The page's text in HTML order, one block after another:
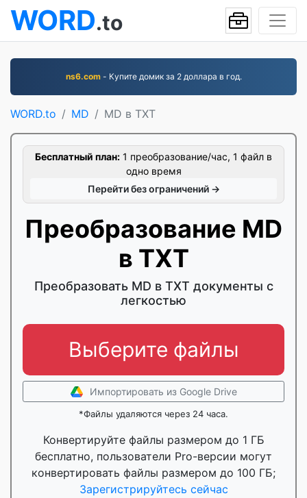
WORD.to
ns6.com- Купите домик за 2 доллара в год.
WORD.to MD MD в TXT
Бесплатный план: 1 преобразование/час, 1 файл в
одно время
Перейти без ограничений →
Преобразование MD
в TXT
Преобразовать MD в TXT документы с
легкостью
Выберите файлы
Импортировать из Google Drive
*Файлы удаляются через 24 часа.
Конвертируйте файлы размером до 1 ГБ
бесплатно, пользователи Pro-версии могут
конвертировать файлы размером до 100 ГБ;
Зарегистрируйтесь сейчас